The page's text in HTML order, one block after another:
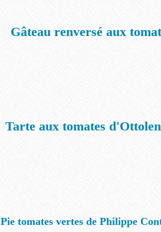
Gâteau renversé aux
Tarte aux tomates
Pie tomates vertes de Philippe